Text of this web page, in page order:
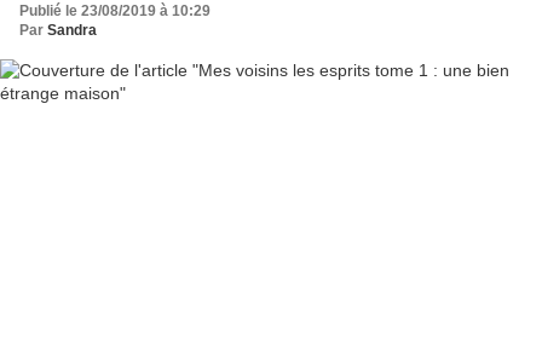
Publié le 23/08/2019 à 10:29
Par Sandra